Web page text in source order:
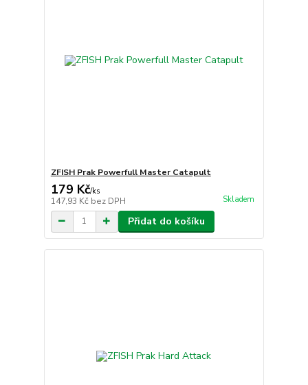
ZFISH Prak Powerfull Master Catapult
179 Kč/ks
147,93 Kč bez DPH Skladem
Přidat do košíku